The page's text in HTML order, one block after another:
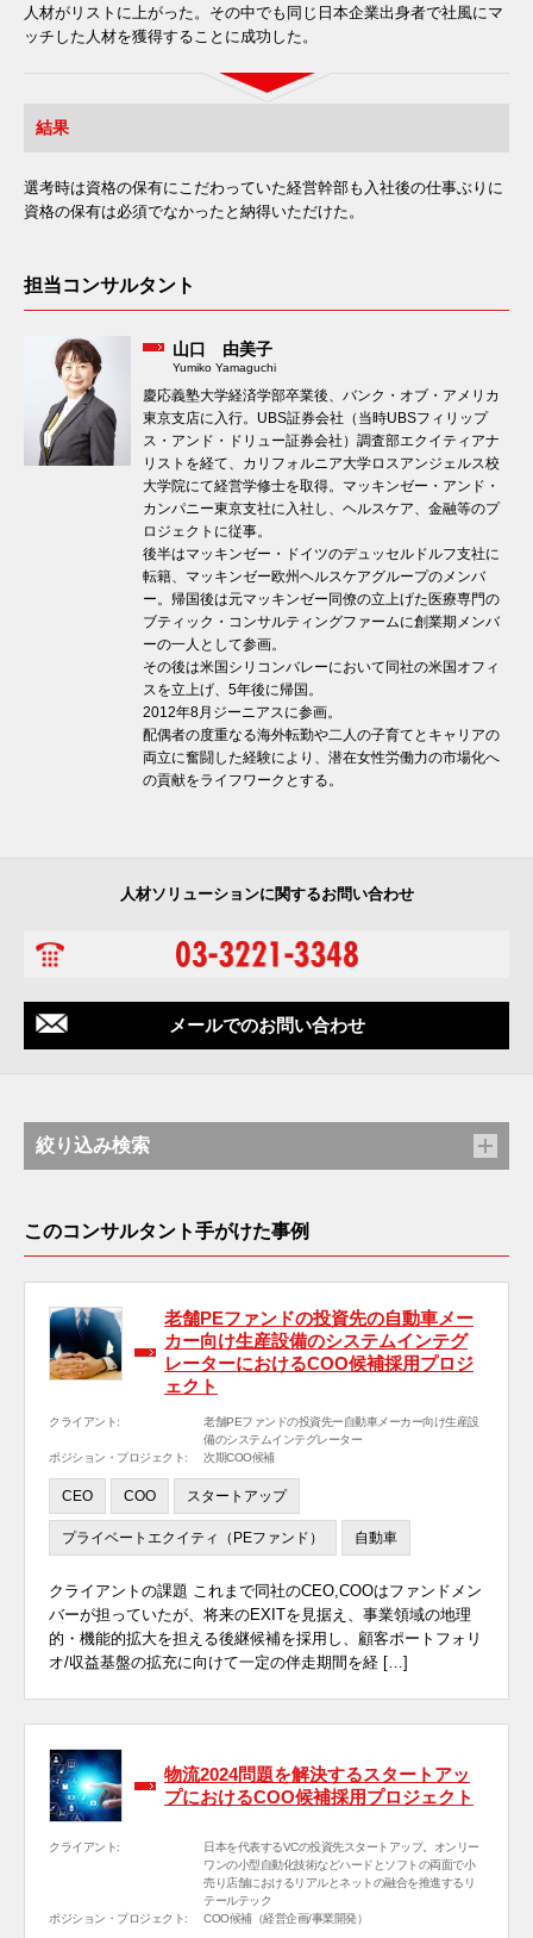
人材がリストに上がった。その中でも同じ日本企業出身者で社風にマ
ッチした人材を獲得することに成功した。
結果
選考時は資格の保有にこだわっていた経営幹部も入社後の仕事ぶりに
資格の保有は必須でなかったと納得いただけた。
担当コンサルタント
山口 由美子
Yumiko Yamaguchi
慶応義塾大学経済学部卒業後、バンク・オブ・アメリカ
東京支店に入行。UBS証券会社（当時UBSフィリップ
ス・アンド・ドリュー証券会社）調査部エクイティアナ
リストを経て、カリフォルニア大学ロスアンジェルス校
大学院にて経営学修士を取得。マッキンゼー・アンド・
カンパニー東京支社に入社し、ヘルスケア、金融等のプ
ロジェクトに従事。
後半はマッキンゼー・ドイツのデュッセルドルフ支社に
転籍、マッキンゼー欧州ヘルスケアグループのメンバ
ー。帰国後は元マッキンゼー同僚の立上げた医療専門の
ブティック・コンサルティングファームに創業期メンバ
ーの一人として参画。
その後は米国シリコンバレーにおいて同社の米国オフィ
スを立上げ、5年後に帰国。
2012年8月ジーニアスに参画。
配偶者の度重なる海外転勤や二人の子育てとキャリアの
両立に奮闘した経験により、潜在女性労働力の市場化へ
の貢献をライフワークとする。
人材ソリューションに関するお問い合わせ
メールでのお問い合わせ
絞り込み検索
このコンサルタント手がけた事例
老舗PEファンドの投資先の自動車メー
カー向け生産設備のシステムインテグ
レーターにおけるCOO候補採用プロジ
ェクト
クライアント:
老舗PEファンドの投資先ー自動車メーカー向け生産設
備のシステムインテグレーター
ポジション・プロジェクト:
次期COO候補
CEO COO スタートアップ
プライベートエクイティ（PEファンド） 自動車
クライアントの課題 これまで同社のCEO,COOはファンドメン
バーが担っていたが、将来のEXITを見据え、事業領域の地理
的・機能的拡大を担える後継候補を採用し、顧客ポートフォリ
オ/収益基盤の拡充に向けて一定の伴走期間を経 […]
物流2024問題を解決するスタートアッ
プにおけるCOO候補採用プロジェクト
クライアント:
日本を代表するVCの投資先スタートアップ。オンリー
ワンの小型自動化技術などハードとソフトの両面で小
売り店舗におけるリアルとネットの融合を推進するリ
テールテック
ポジション・プロジェクト:
COO候補（経営企画/事業開発）